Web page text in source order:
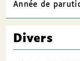
Année de
Divers